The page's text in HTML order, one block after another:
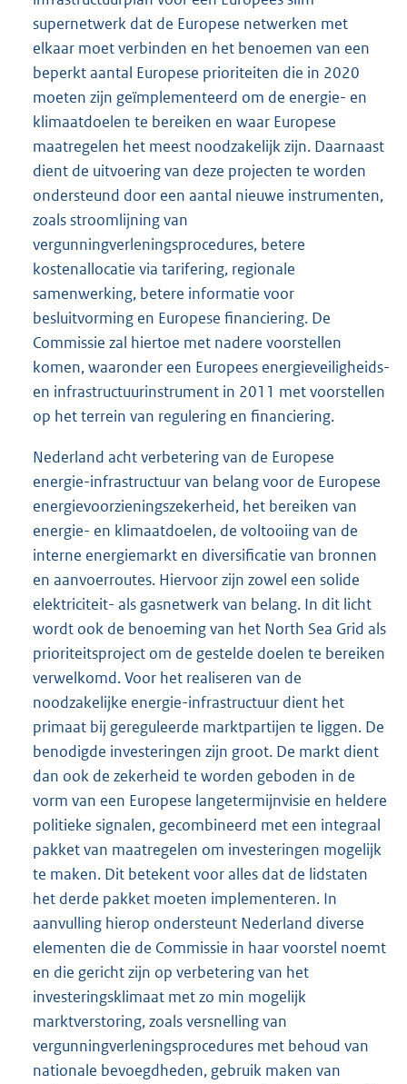
supernetwerk dat de Europese netwerken met
elkaar moet verbinden en het benoemen van een
beperkt aantal Europese prioriteiten die in 2020
moeten zijn geïmplementeerd om de energie- en
klimaatdoelen te bereiken en waar Europese
maatregelen het meest noodzakelijk zijn. Daarnaast
dient de uitvoering van deze projecten te worden
ondersteund door een aantal nieuwe instrumenten,
zoals stroomlijning van
vergunningverleningsprocedures, betere
kostenallocatie via tarifering, regionale
samenwerking, betere informatie voor
besluitvorming en Europese financiering. De
Commissie zal hiertoe met nadere voorstellen
komen, waaronder een Europees energieveiligheids-
en infrastructuurinstrument in 2011 met voorstellen
op het terrein van regulering en financiering.
Nederland acht verbetering van de Europese
energie-infrastructuur van belang voor de Europese
energievoorzieningszekerheid, het bereiken van
energie- en klimaatdoelen, de voltooiing van de
interne energiemarkt en diversificatie van bronnen
en aanvoerroutes. Hiervoor zijn zowel een solide
elektriciteit- als gasnetwerk van belang. In dit licht
wordt ook de benoeming van het North Sea Grid als
prioriteitsproject om de gestelde doelen te bereiken
verwelkomd. Voor het realiseren van de
noodzakelijke energie-infrastructuur dient het
primaat bij gereguleerde marktpartijen te liggen. De
benodigde investeringen zijn groot. De markt dient
dan ook de zekerheid te worden geboden in de
vorm van een Europese langetermijnvisie en heldere
politieke signalen, gecombineerd met een integraal
pakket van maatregelen om investeringen mogelijk
te maken. Dit betekent voor alles dat de lidstaten
het derde pakket moeten implementeren. In
aanvulling hierop ondersteunt Nederland diverse
elementen die de Commissie in haar voorstel noemt
en die gericht zijn op verbetering van het
investeringsklimaat met zo min mogelijk
marktverstoring, zoals versnelling van
vergunningverleningsprocedures met behoud van
nationale bevoegdheden, gebruik maken van